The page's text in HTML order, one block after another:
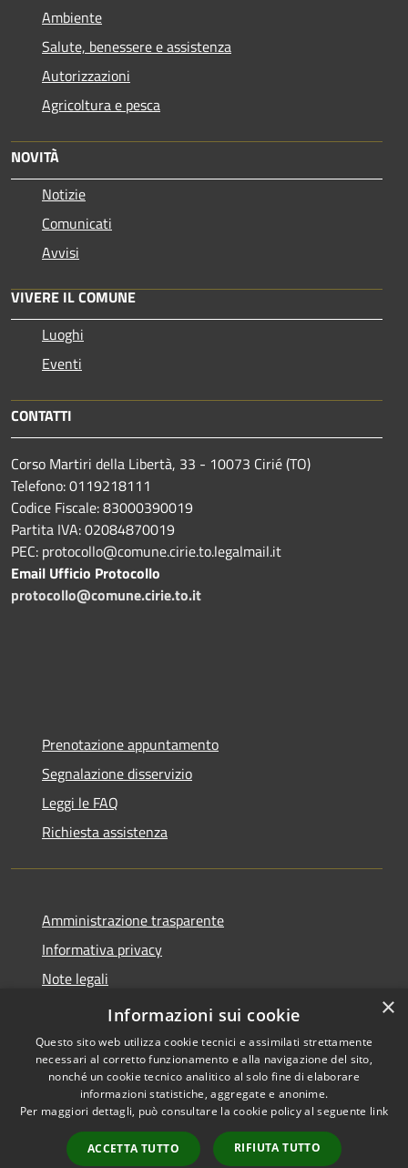
Ambiente
Salute, benessere e assistenza
Autorizzazioni
Agricoltura e pesca
NOVITÀ
Notizie
Comunicati
Avvisi
VIVERE IL COMUNE
Luoghi
Eventi
CONTATTI
Corso Martiri della Libertà, 33 - 10073 Cirié (TO)
Telefono: 0119218111
Codice Fiscale: 83000390019
Partita IVA: 02084870019
PEC: protocollo@comune.cirie.to.legalmail.it
Email Ufficio Protocollo
protocollo@comune.cirie.to.it
Prenotazione appuntamento
Segnalazione disservizio
Leggi le FAQ
Richiesta assistenza
Amministrazione trasparente
Informativa privacy
Note legali
Dichiarazione di accessibilità
Accessibilità
Copyright © 2026 • Città di
Cirié • Powered by
Municipium•
Accesso
×
Informazioni sui cookie
Questo sito web utilizza cookie tecnici e assimilati strettamente
necessari al corretto funzionamento e alla navigazione del sito,
nonché un cookie tecnico analitico al solo fine di elaborare
informazioni statistiche, aggregate e anonime.
Per maggiori dettagli, può consultare la cookie policy al seguente link
ACCETTA TUTTO RIFIUTA TUTTO